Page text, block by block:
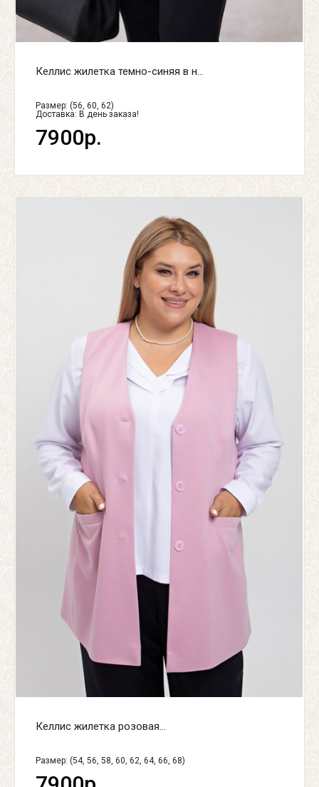
Келлис жилетка темно-синяя в н...
Размер: (56, 60, 62)
Доставка: В день заказа!
7900р.
Келлис жилетка розовая...
Размер: (54, 56, 58, 60, 62, 64, 66, 68)